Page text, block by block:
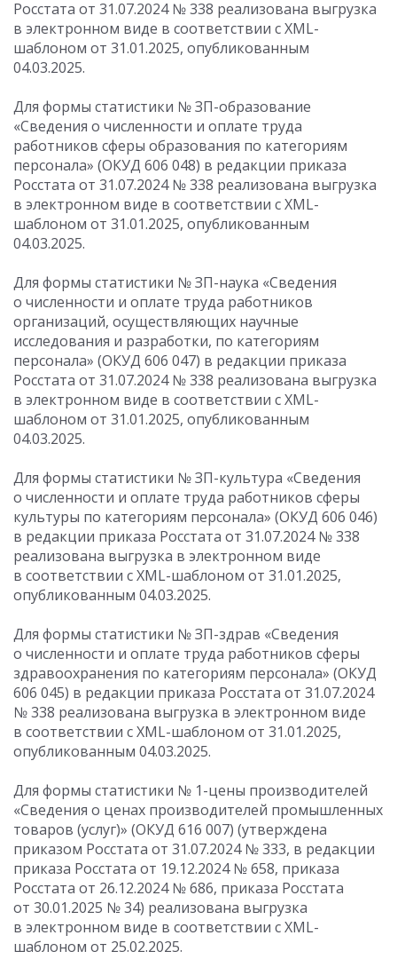
Росстата от 31.07.2024№ 338 реализована выгрузка
в электронном виде в соответствии с XML-
шаблоном от 31.01.2025, опубликованным
04.03.2025.
Для формы статистики № ЗП-образование
«Сведения о численности и оплате труда
работников сферы образования по категориям
персонала» (ОКУД 606 048) в редакции приказа
Росстата от 31.07.2024№ 338 реализована выгрузка
в электронном виде в соответствии с XML-
шаблоном от 31.01.2025, опубликованным
04.03.2025.
Для формы статистики № ЗП-наука «Сведения
о численности и оплате труда работников
организаций, осуществляющих научные
исследования и разработки, по категориям
персонала» (ОКУД 606 047) в редакции приказа
Росстата от 31.07.2024№ 338 реализована выгрузка
в электронном виде в соответствии с XML-
шаблоном от 31.01.2025, опубликованным
04.03.2025.
Для формы статистики № ЗП-культура «Сведения
о численности и оплате труда работников сферы
культуры по категориям персонала» (ОКУД 606 046)
в редакции приказа Росстата от 31.07.2024№ 338
реализована выгрузка в электронном виде
в соответствии с XML-шаблоном от 31.01.2025,
опубликованным 04.03.2025.
Для формы статистики № ЗП-здрав «Сведения
о численности и оплате труда работников сферы
здравоохранения по категориям персонала» (ОКУД
606 045) в редакции приказа Росстата от 31.07.2024
№ 338 реализована выгрузка в электронном виде
в соответствии с XML-шаблоном от 31.01.2025,
опубликованным 04.03.2025.
Для формы статистики № 1-цены производителей
«Сведения о ценах производителей промышленных
товаров (услуг)» (ОКУД 616 007) (утверждена
приказом Росстата от 31.07.2024№ 333, в редакции
приказа Росстата от 19.12.2024№ 658, приказа
Росстата от 26.12.2024№ 686, приказа Росстата
от 30.01.2025 № 34) реализована выгрузка
в электронном виде в соответствии с XML-
шаблоном от 25.02.2025.